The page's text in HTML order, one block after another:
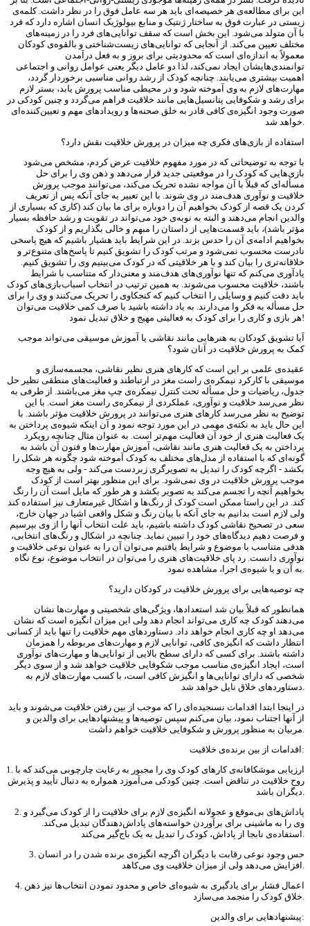
این برای مطالعه‌ی هر خصیصه‌ای باید هر سه عامل فوق را در نظر داشت. کلمه‌ی
زیستی در عبارت فوق به ساختار ژنتیک و منابع بیولوژیک انسان اشاره دارد که فرد
با آن متولد می‌شود. این بخش است که سقف توانایی‌های فرد را در زمینه‌های
مختلف تعیین می‌کند. از آنجایی که توانایی‌های زیست‌شناختی و بالقوه‌ی کودکان
معمولاً به اندازه‌ای است که محدودیتی برای بروز و به فعل درآمدن
توانمندی‌هایشان ایجاد نمی‌کند، لذا دو عامل دیگر یعنی عوامل روانی و اجتماعی
اهمیت بیشتری می‌یابند. چنانچه کودک از رشد روانی مناسبی برخوردار گردد،
مهارت‌های لازم به وی آموخته شود و در محیطی مناسب پرورش یابد، بستر لازم
برای رشد و شکوفایی پتانسیل‌هایی‌ مانند خلاقیت فراهم می‌گردد و چنین کودکی در
صورت وجود انگیزه‌ی کافی قادر به خلق صحنه‌ها و رویدادهای مهم و تعیین‌کننده‌ای
استفاده از بازی‌های فکری چه میزان در پرورش خلاقیت نقش دارد؟
با توجه به توضیحاتی که در مورد مفهوم خلاقیت عرض کردم، مشخص می‌شود
بازی‌هایی که کودک را در موقعیتی جدید قرار می‌دهد و ذهن وی را برای حل
مسأله‌ای که قبلاً با آن مواجه نشده تحریک می‌کند، می‌توانند موجب پرورش
خلاقیت و نوآوری هدف‌مند در وی شوند. با این تعبیر به جای آنکه پس از تعریف
کردن یک قصه از کودک بخواهیم آن را دوباره برای ما بیان کند (کاری که بسیاری از
والدین انجام می‌دهند و البته به نوبه‌ی خود می‌تواند در تقویت و رشد حافظه بسیار
مؤثر باشد)، باید قسمت‌هایی از داستان را مبهم و خالی بگذاریم و از کودک
بخواهیم ادامه‌ی آن را حدس بزند. در این شرایط باید هشیار باشیم که هیچ پاسخی
نادرست محسوب نمی‌شود و مرتب کودک را تشویق کنیم تا پاسخ‌های متنوع‌تر و
خلاقانه‌تری را بیان کند و با هر خلاقیتی که در کودک می‌بینیم وی را تشویق کنیم.
یادآوری می‌کنم که تنها نوآوری‌های هدف‌مند و معنی‌دار که متناسب با شرایط
باشند، خلاقیت محسوب می‌شوند. به همین ترتیب در انتخاب اسباب‌بازی‌های کودک
باید دقت کنیم و وسایلی را انتخاب کنیم که کنجکاوی را تحریک می‌کنند و وی را برای
حل مسأله به فکر وا می‌دارند. به یاد داشته باشید با صرف کمی خلاقیت می‌توان
هر بازی و کاری را برای کودک به فعالیتی مهیج و خلاق تبدیل نمود!
آیا تشویق کودکان به هنرهایی مانند نقاشی یا آموزش موسیقی می‌تواند موجب
کمک به پرورش خلاقیت در آنان شود؟
عقیده‌ی علمی بر این است که کارهای هنری نظیر نقاشی، مجسمه‌سازی و
موسیقی با کارکرد نیمکره‌ی راست مغز در ارتباطند و فعالیت‌های منطقی نظیر حل
جدول، ریاضیات و حل مسأله تحت کنترل نیمکره‌ی چپ مغز می‌باشند. از طرفی به
نظر می‌رسد خلاقیت و نوآوری، عملکردی از نیمکره‌ی راست مغز است. با این
توضیح به نظر می‌رسد کارهای هنری می‌توانند در پرورش خلاقیت مؤثر باشند. با
این حال باید به نکته‌ی مهمی در این مورد توجه نمود و آن اینکه شیوه‌ی پرداختن به
یک فعالیت هنری از خود آن فعالیت مهم‌تر است. به عنوان مثال چنانچه رویکرد
پرداختن به یک فعالیت هنری مانند نقاشی، آموزش مهارت‌ها و فنون آن باشد به
گونه‌ای که با استفاده از مدل‌های مختلف به کودک آموخته شود چگونه هر شکل را
بکشد - اگرچه کودک را تبدیل به تصویرگری زبردست می‌کند - ولی به هیچ وجه
موجب پرورش خلاقیت در وی نمی‌شود. برای این منظور بهتر است از کودک
بخواهیم آنچه را تجسم می‌کند به تصویر بکشد و هر طور که مایل است آن را رنگ
کند. در این راستا ممکن است کودک از رنگ‌ها و اشکال غیرمتعارف نیز استفاده کند
ولی لازم است بدانیم به جای آنکه با بیان رنگ و شکل واقعی اشیا در جهان خارج،
سعی در تصحیح نقاشی کودک داشته باشیم، باید علت انتخاب آنها را از وی بپرسیم
و فرصت دهیم دیدگاه‌های خود را تبیین نماید. چنانچه در اشکال و رنگ‌های انتخابی،
هدفی متناسب با موضوع و شرایط یافتیم می‌توان آن را به عنوان نوعی خلاقیت و
نوآوری دانست. رد پای خلاقیت‌های هنری را می‌توان در انتخاب موضوع، نوع نگاه
چه توصیه‌هایی برای پرورش خلاقیت در کودکان دارید؟
همانطور که قبلاً بیان شد استعدادها، ویژگی‌های شخصیتی و مهارت‌ها نشان
می‌دهند کودک چه کاری می‌تواند انجام دهد ولی این میزان انگیزه است که نشان
می‌دهد او چه کاری انجام خواهد داد. دستاوردهای مهم خلاقیت را تنها باید از کسانی
انتظار داشت که انگیزه‌ی کافی، توانایی لازم و مهارت‌های مربوطه را همزمان
داشته باشند. برای کسی که دارای سطح بالایی از توانایی‌ها و مهارت‌های نوآوری
است، ایجاد انگیزه‌ی مناسب موجب شکوفایی خلاقیت خواهد شد و از سوی دیگر
شخصی که دارای توانایی‌ها و انگیزش کافی است، با کسب مهارت‌های لازم به
در اینجا ابتدا اقدامات نسنجیده‌ای را که موجب از بین رفتن خلاقیت می‌شوند و باید
از آنها اجتناب نمود، بیان می‌کنم سپس توصیه‌ها و پیشنهادهایی برای والدین و
اقدامات از بین برنده‌ی خلاقیت:
1. ارزیابی موشکافانه‌ی کارهای کودک وی را مجبور به رعایت چارچوبی می‌کند که با
روح خلاقیت در تناقض است. چنین کودکی می‌آموزد همواره به دنبال تأیید و پذیرش
2. پاداش‌های بی‌موقع و عجولانه انگیزه‌ی لازم برای خلاقیت را از کودک می‌گیرد و
وی را به ماشینی برای برآوردن خواسته‌های پاداش‌دهندگان تبدیل می‌کند.
3. حس وجود نوعی رقابت با دیگران اگرچه انگیزه‌ی برنده شدن را در انسان
4. اعمال فشار برای یادگیری به شیوه‌ای خاص و محدود نمودن انتخاب‌ها نیز ذهن
پیشنهادهایی برای والدین: